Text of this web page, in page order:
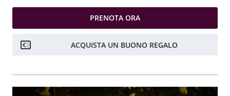
PRENOTA ORA
ACQUISTA UN BUONO REGALO